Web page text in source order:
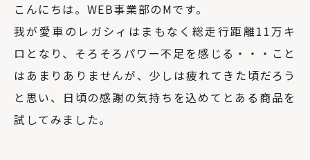
こんにちは。WEB事業部のMです。
我が愛車のレガシィはまもなく総走行距離11万キ
ロとなり、そろそろパワー不足を感じる・・・こと
はあまりありませんが、少しは疲れてきた頃だろう
と思い、日頃の感謝の気持ちを込めてとある商品を
試してみました。